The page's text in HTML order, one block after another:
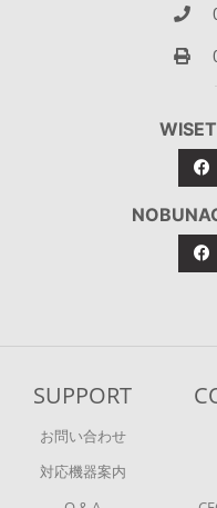
SUPPORT
お問い合わせ
対応機器案内